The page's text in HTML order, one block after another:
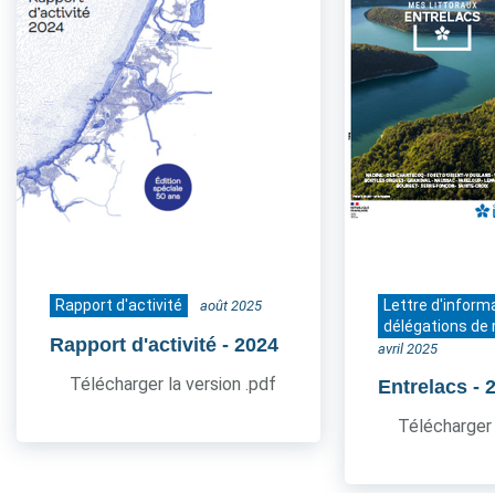
Rapport d'activité août 2025
Rapport d'activité - 2024
Télécharger la version .pdf
Lettre
délégations de
avril 2025
Entrelacs -